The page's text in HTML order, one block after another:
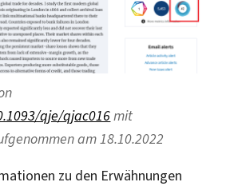
qje/qjac016mit
am 18.10.2022
zu den Erwähnungen